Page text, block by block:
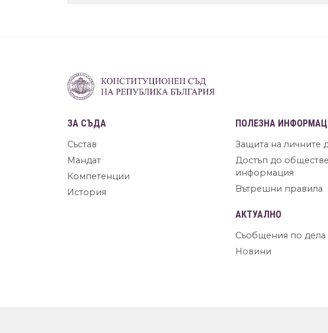
ЗА СЪДА
Състав
Мандат
Компетенции
История
ПОЛЕЗНА
Защита на личните
Достъп до
информация
Вътрешни правила
АКТУАЛНО
Съобщения по дела
Новини